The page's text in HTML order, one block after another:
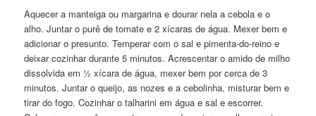
Aquecer a manteiga ou margarina e dourar nela a cebola e o
alho. Juntar o purê de tomate e 2 xícaras de água. Mexer bem e
adicionar o presunto. Temperar com o sal e pimenta-do-reino e
deixar cozinhar durante 5 minutos. Acrescentar o amido de milho
dissolvida em ½ xícara de água, mexer bem por cerca de 3
minutos. Juntar o queijo, as nozes e a cebolinha, misturar bem e
tirar do fogo. Cozinhar o talharini em água e sal e escorrer.